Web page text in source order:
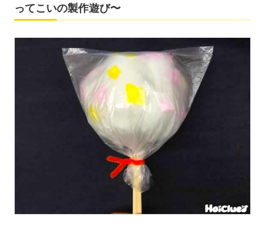
ってこいの製作遊び〜